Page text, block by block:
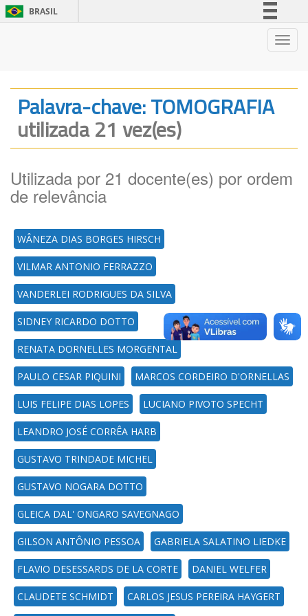
BRASIL
Legislação
Palavra-chave: TOMOGRAFIA
utilizada 21 vez(es)
Utilizada por 21 docente(es) por ordem
de relevância
WÂNEZA DIAS BORGES HIRSCH
VILMAR ANTONIO FERRAZZO
VANDERLEI RODRIGUES DA SILVA
SIDNEY RICARDO DOTTO
RENATA DORNELLES MORGENTAL
PAULO CESAR PIQUINI MARCOS CORDEIRO D'ORNELLAS
LUIS FELIPE DIAS LOPES LUCIANO PIVOTO SPECHT
LEANDRO JOSÉ CORRÊA HARB
GUSTAVO TRINDADE MICHEL
GUSTAVO NOGARA DOTTO
GLEICA DAL' ONGARO SAVEGNAGO
GILSON ANTÔNIO PESSOA GABRIELA SALATINO LIEDKE
FLAVIO DESESSARDS DE LA CORTE DANIEL WELFER
CLAUDETE SCHMIDT CARLOS JESUS PEREIRA HAYGERT